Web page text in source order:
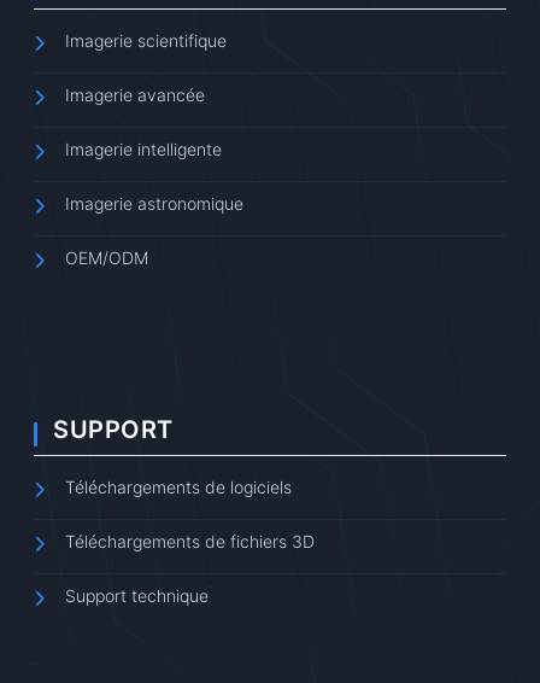
Imagerie scientifique
Imagerie avancée
Imagerie intelligente
Imagerie astronomique
OEM/ODM
SUPPORT
Téléchargements de logiciels
Téléchargements de fichiers 3D
Support technique